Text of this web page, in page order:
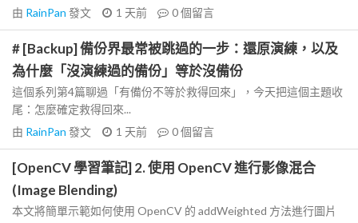
由 RainPan 發文 1 天前 0個留言
# [Backup] 備份界最常被跳過的一步：還原演練，以及
為什麼「沒演練過的備份」等於沒備份
這個系列第4篇聊過「有備份不等於救得回來」，今天把這個主題收
尾：怎麼確定救得回來...
由 RainPan 發文 1 天前 0個留言
[OpenCV 學習筆記] 2. 使用 OpenCV 進行影像混合
(Image Blending)
本文將簡單示範如何使用 OpenCV 的 addWeighted 方法進行圖片